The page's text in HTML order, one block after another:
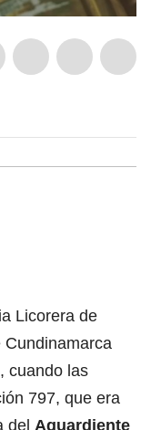
Licorera de
cuando las
797, que era
del Aguardiente